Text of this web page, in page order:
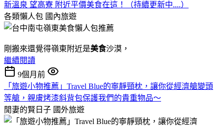
新溫泉 望高寮 附近平價美食在這！（持續更新中....）
各類懶人包 國內旅遊
剛搬來還覺得嶺東附近是美食沙漠，
繼續閱讀
9個月前
「旅遊小物推薦」Travel Blue的寧靜頸枕，讓你從經濟艙變頭
等艙，親膚烤漆斜背包保護我們的貴重物品～
閒妻的賢日子 國外旅遊